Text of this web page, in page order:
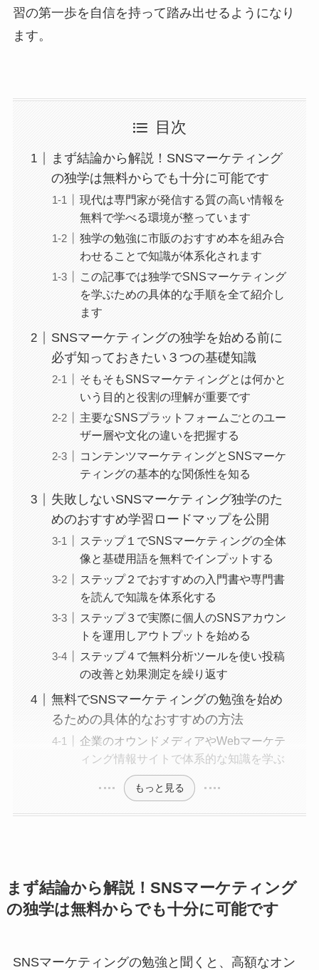
習の第一歩を自信を持って踏み出せるようになり
ます。
目次
まず結論から解説！SNSマーケティング
の独学は無料からでも十分に可能です
現代は専門家が発信する質の高い情報を
無料で学べる環境が整っています
独学の勉強に市販のおすすめ本を組み合
わせることで知識が体系化されます
この記事では独学でSNSマーケティング
を学ぶための具体的な手順を全て紹介し
ます
SNSマーケティングの独学を始める前に
必ず知っておきたい３つの基礎知識
そもそもSNSマーケティングとは何かと
いう目的と役割の理解が重要です
主要なSNSプラットフォームごとのユー
ザー層や文化の違いを把握する
コンテンツマーケティングとSNSマーケ
ティングの基本的な関係性を知る
失敗しないSNSマーケティング独学のた
めのおすすめ学習ロードマップを公開
ステップ１でSNSマーケティングの全体
像と基礎用語を無料でインプットする
ステップ２でおすすめの入門書や専門書
を読んで知識を体系化する
ステップ３で実際に個人のSNSアカウン
トを運用しアウトプットを始める
ステップ４で無料分析ツールを使い投稿
の改善と効果測定を繰り返す
無料でSNSマーケティングの勉強を始め
るための具体的なおすすめの方法
企業のオウンドメディアやWebマーケテ
ィング情報サイトで体系的な知識を学ぶ
もっと見る
まず結論から解説！SNSマーケティング
の独学は無料からでも十分に可能です
SNSマーケティングの勉強と聞くと、高額なオン